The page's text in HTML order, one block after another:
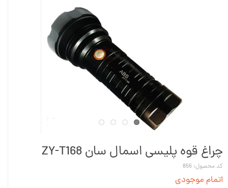
چراغ قوه پلیسی اسمال سان ZY-T168
کد محصول: 856
اتمام موجودی